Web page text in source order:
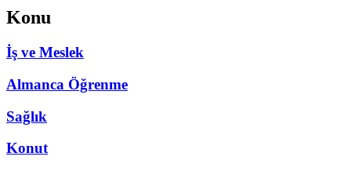
Konu
İş ve Meslek
Almanca Öğrenme
Sağlık
Konut